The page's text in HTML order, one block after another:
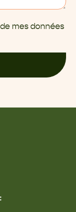
mes données